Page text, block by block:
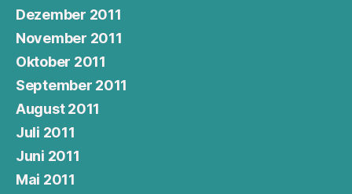
Dezember 2011
November 2011
Oktober 2011
September 2011
August 2011
Juli 2011
Juni 2011
Mai 2011